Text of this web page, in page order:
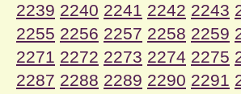
2239 2240 2241 2242 2243
2255 2256 2257 2258 2259
2271 2272 2273 2274 2275
2287 2288 2289 2290 2291